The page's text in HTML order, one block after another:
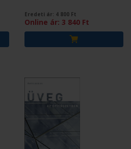
Eredeti ár: 4 800 Ft
Online ár: 3 840 Ft